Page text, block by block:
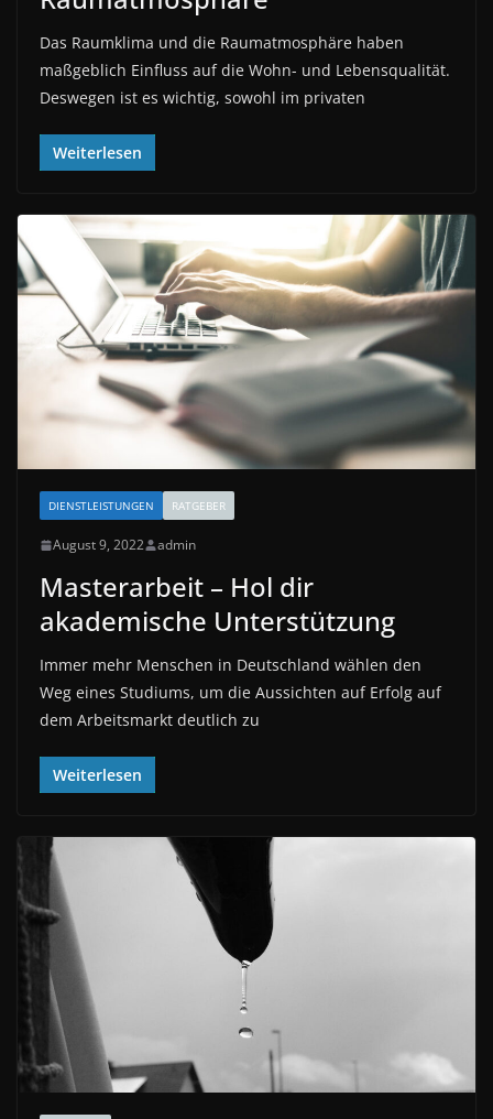
Das Raumklima und die Raumatmosphäre haben
maßgeblich Einfluss auf die Wohn- und Lebensqualität.
Deswegen ist es wichtig, sowohl im privaten
Weiterlesen
DIENSTLEISTUNGEN RATGEBER
August 9, 2022 admin
Masterarbeit – Hol dir
akademische Unterstützung
Immer mehr Menschen in Deutschland wählen den
Weg eines Studiums, um die Aussichten auf Erfolg auf
dem Arbeitsmarkt deutlich zu
Weiterlesen